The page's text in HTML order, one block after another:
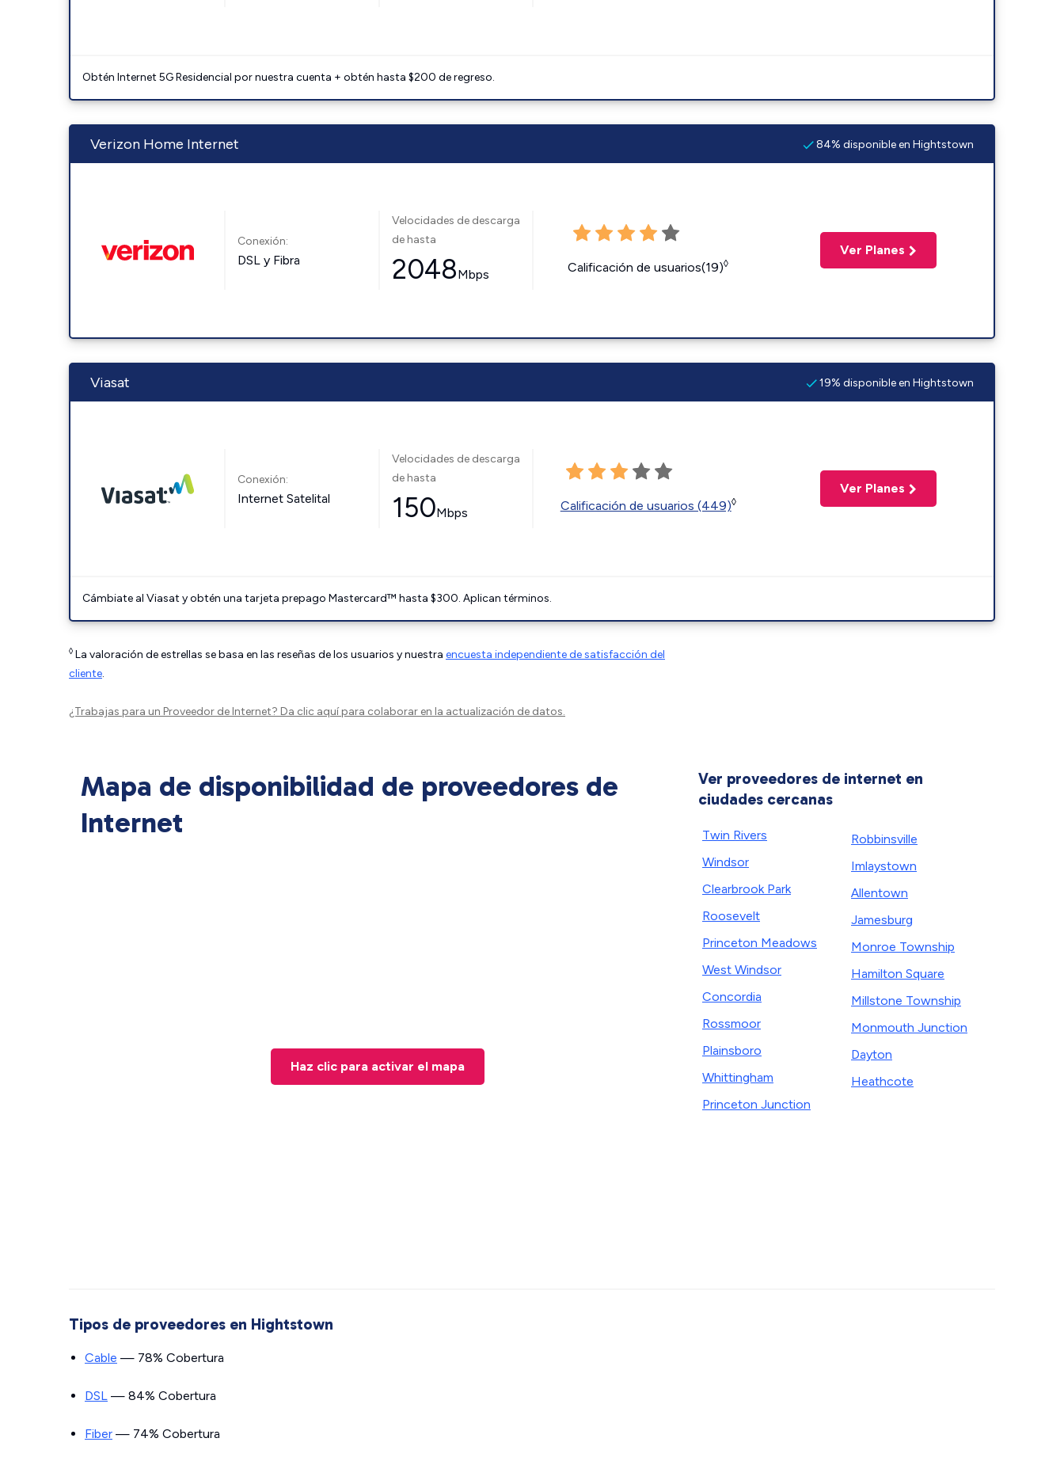
Obtén Internet 5G Residencial por nuestra cuenta + obtén hasta $200 de regreso.
Verizon Home Internet 84% disponible en Hightstown
Conexión:
DSL y Fibra
Velocidades de descarga
de hasta
2048Mbps Calificación de usuarios(19)◊
Ver Planes
Viasat 19% disponible en Hightstown
Conexión:
Internet Satelital
Velocidades de descarga
de hasta
150Mbps Calificación de usuarios (449)◊
Ver Planes
Cámbiate al Viasat y obtén una tarjeta prepago Mastercard™ hasta $300. Aplican términos.
◊ La valoración de estrellas se basa en las reseñas de los usuarios y nuestra encuesta independiente de satisfacción del
cliente.
¿Trabajas para un Proveedor de Internet? Da clic aquípara colaborar en la actualización de datos.
Mapa de disponibilidad de proveedores de
Internet
Haz clic para activar el mapa
Ver proveedores de internet en
ciudades cercanas
Twin Rivers
Windsor
Clearbrook Park
Roosevelt
Princeton Meadows
West Windsor
Concordia
Rossmoor
Plainsboro
Whittingham
Princeton Junction
Robbinsville
Imlaystown
Allentown
Jamesburg
Monroe Township
Hamilton Square
Millstone Township
Monmouth Junction
Dayton
Heathcote
Tipos de proveedores en Hightstown
Cable — 78% Cobertura
DSL — 84% Cobertura
Fiber — 74% Cobertura